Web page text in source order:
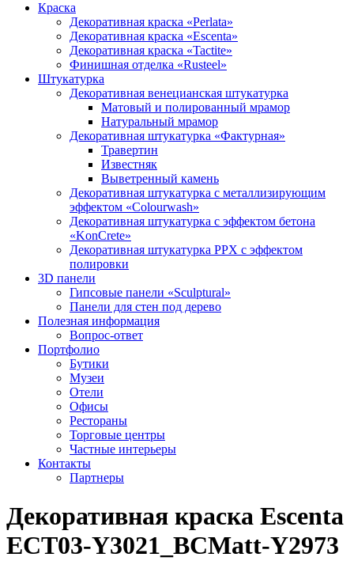
Краска
Декоративная краска «Perlata»
Декоративная краска «Escenta»
Декоративная краска «Tactite»
Финишная отделка «Rusteel»
Штукатурка
Декоративная венецианская штукатурка
Матовый и полированный мрамор
Натуральный мрамор
Декоративная штукатурка «Фактурная»
Травертин
Известняк
Выветренный камень
Декоративная штукатурка с металлизирующим
эффектом «Colourwash»
Декоративная штукатурка с эффектом бетона
«KonCrete»
Декоративная штукатурка PPX с эффектом
полировки
3D панели
Гипсовые панели «Sculptural»
Панели для стен под дерево
Полезная информация
Вопрос-ответ
Портфолио
Бутики
Музеи
Отели
Офисы
Рестораны
Торговые центры
Частные интерьеры
Контакты
Партнеры
Декоративная краска Escenta
ECT03-Y3021_BCMatt-Y2973